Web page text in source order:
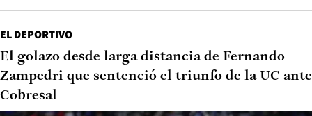
EL DEPORTIVO
El golazo desde larga distancia de Fernando
Zampedri que sentenció el triunfo de la UC ante
Cobresal